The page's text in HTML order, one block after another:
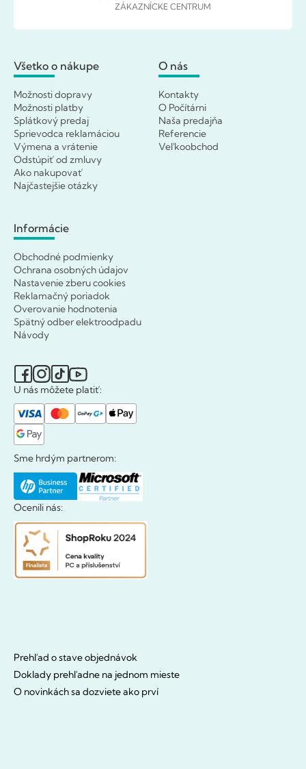
ZÁKAZNÍCKE CENTRUM
Všetko o nákupe
Možnosti dopravy
Možnosti platby
Splátkový predaj
Sprievodca reklamáciou
Výmena a vrátenie
Odstúpiť od zmluvy
Ako nakupovať
Najčastejšie otázky
O nás
Kontakty
O Počítárni
Naša predajňa
Referencie
Veľkoobchod
Informácie
Obchodné podmienky
Ochrana osobných údajov
Nastavenie zberu cookies
Reklamačný poriadok
Overovanie hodnotenia
Spätný odber elektroodpadu
Návody
U nás môžete platiť:
Sme hrdým partnerom:
Ocenili nás:
Prehľad o stave objednávok
Doklady prehľadne na jednom mieste
O novinkách sa dozviete ako prví